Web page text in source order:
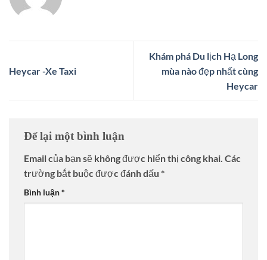
Heycar -Xe Taxi
Khám phá Du lịch Hạ Long
mùa nào đẹp nhất cùng
Heycar
Để lại một bình luận
Email của bạn sẽ không được hiển thị công khai. Các
trường bắt buộc được đánh dấu *
Bình luận*